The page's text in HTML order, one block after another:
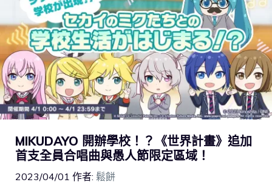
MIKUDAYO 開辦學校！？《世界計畫》追加
首支全員合唱曲與愚人節限定區域！
2023/04/01 作者: 鬆餅